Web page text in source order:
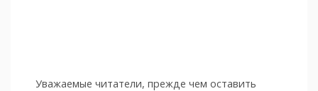
Уважаемые читатели, прежде чем оставить